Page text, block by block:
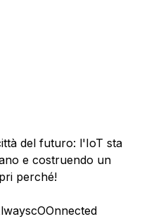
del futuro: l'IoT sta
e costruendo un
perché!